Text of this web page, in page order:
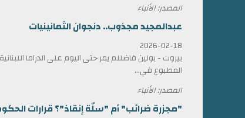
المصدر: الأنباء
عبدالمجيد مجذوب.. دنجوان الثمانينيات
2026-02-18
بيروت - بولين فاضللم يمر حتى اليوم على الدراما
المطبوع في...
المصدر: الأنباء
"مجزرة ضرائب" أم "سلّة إنقاذ"؟ قرارات